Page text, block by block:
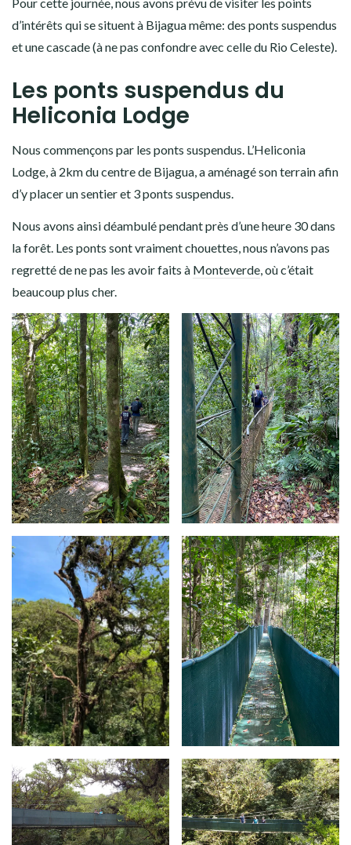
d’intérêts qui se situent à Bijagua même: des ponts suspendus
et une cascade (à ne pas confondre avec celle du Rio Celeste).
Les ponts suspendus du
Heliconia Lodge
Nous commençons par les ponts suspendus. L’Heliconia
Lodge, à 2km du centre de Bijagua, a aménagé son terrain afin
d’y placer un sentier et 3 ponts suspendus.
Nous avons ainsi déambulé pendant près d’une heure 30 dans
la forêt. Les ponts sont vraiment chouettes, nous n’avons pas
regretté de ne pas les avoir faits à Monteverde, où c’était
beaucoup plus cher.